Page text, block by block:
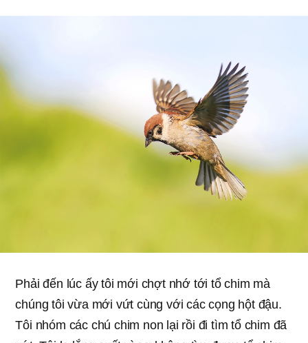
Phải đến lúc ấy tôi mới chợt nhớ tới tổ chim mà
chúng tôi vừa mới vứt cùng với các cọng hột đậu.
Tôi nhóm các chú chim non lại rồi đi tìm tổ chim đã